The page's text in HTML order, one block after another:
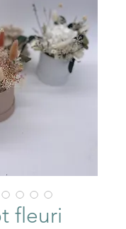
fleuri